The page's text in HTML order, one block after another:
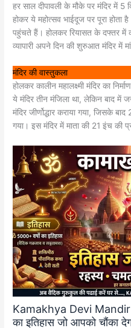
हर साल दीपावली के मौके पर मंदिर में
होकर ये महोत्सव भाईदूज पर पूरा होता
पहुंचते हैं। होलकर रियासत के दफ्तर में
व्यापारी अपने दिन की शुरुआत मंदिर में
मंदिर की वास्तुकला
होलकर कालीन महालक्ष्मी मंदिर का
ये मंदिर तीन मंजिला था, लेकिन बाद में
मंदिर जीर्णोद्धार कराया गया, जिसके
गया। इस मंदिर में माता की 21 इंच की
Kamakhya Devi Mandir
का इतिहास जो आपको चौंका